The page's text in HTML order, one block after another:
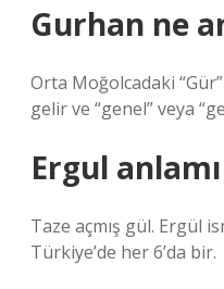
Gurhan ne
Orta Moğolcadaki
gelir ve “genel” veya
Ergul
Taze açmış gül. Ergül
Türkiye’de her 6’da bir.